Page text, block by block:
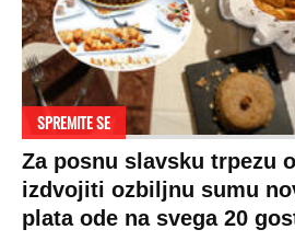
SPREMITE SE
Za posnu slavsku trpezu
izdvojiti ozbiljnu sumu
plata ode na svega 20